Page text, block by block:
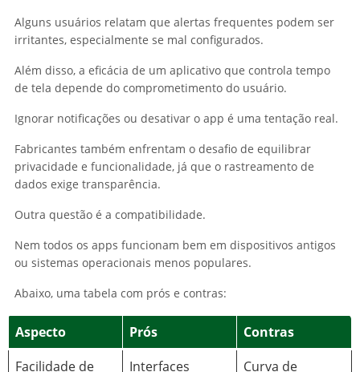
Alguns usuários relatam que alertas frequentes podem ser
irritantes, especialmente se mal configurados.
Além disso, a eficácia de um aplicativo que controla tempo
de tela depende do comprometimento do usuário.
Ignorar notificações ou desativar o app é uma tentação real.
Fabricantes também enfrentam o desafio de equilibrar
privacidade e funcionalidade, já que o rastreamento de
dados exige transparência.
Outra questão é a compatibilidade.
Nem todos os apps funcionam bem em dispositivos antigos
ou sistemas operacionais menos populares.
Abaixo, uma tabela com prós e contras:
Aspecto Prós
Contras
Facilidade de
Interfaces
Curva de